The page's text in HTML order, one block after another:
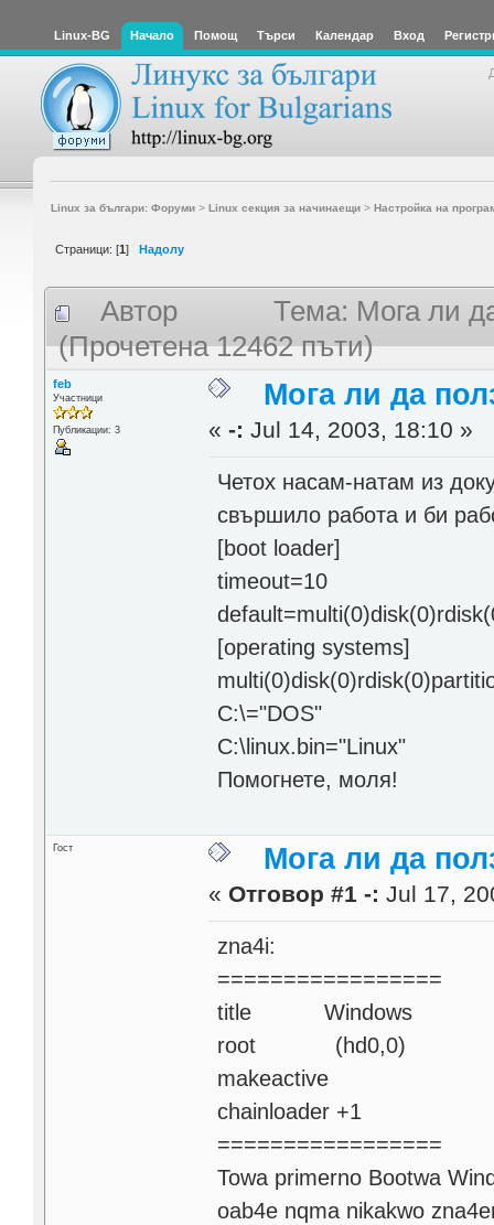
Linux-BG Начало Помощ Търси Календар Вход
Linux за българи: Форуми> Linux секция за начинаещи> Настройка на
Страници: [1] Надолу
Автор
Тема: Мога ли
(Прочетена 12462 пъти)
feb
Участници
Публикации: 3
Мога ли да
«-: Jul 14, 2003, 18:10 »
Четох насам-натам из
свършило работа и би
[boot loader]
timeout=10
[operating systems]
C:\="DOS"
C:\linux.bin="Linux"
Помогнете, моля!
Гост Мога ли да
« Отговор #1 -: Jul 17,
zna4i:
=================
title Windows
root (hd0,0)
makeactive
chainloader +1
=================
Towa primerno Bootwa
oab4e nqma nikakwo